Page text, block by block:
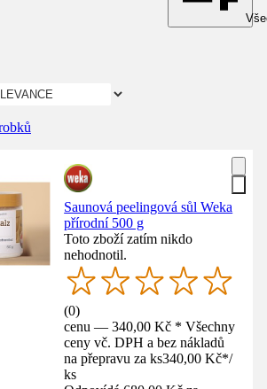
Saunová peelingová sůl Weka
přírodní 500 g
Toto zboží zatím nikdo
nehodnotil.
(0)
cenu — 340,00 Kč * Všechny
ceny vč. DPH a bez nákladů
na přepravu za ks340,00 Kč*/
ks